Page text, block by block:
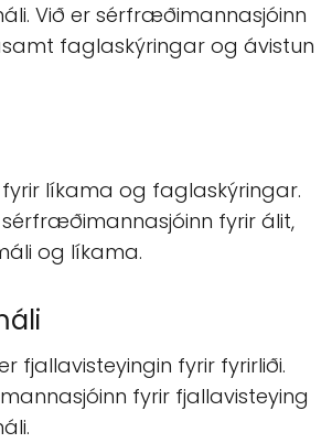
Við er sérfræðimannasjóinn
faglaskýringar og ávistun
líkama og faglaskýringar.
fyrir álit,
og líkama.
fjallavisteyingin fyrir fyrirliði.
fyrir fjallavisteying